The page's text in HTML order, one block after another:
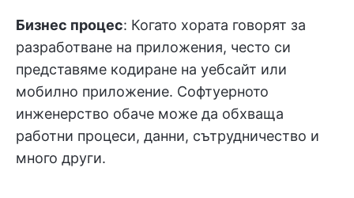
Бизнес процес: Когато хората говорят за
разработване на приложения, често си
представяме кодиране на уебсайт или
мобилно приложение. Софтуерното
инженерство обаче може да обхваща
работни процеси, данни, сътрудничество и
много други.